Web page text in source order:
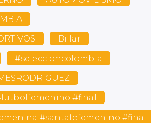
Billar
#seleccioncolombia
#final
#santafefemenino #final